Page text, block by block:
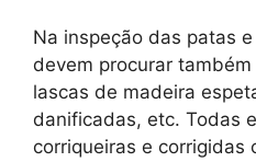
Na inspeção das patas
devem procurar
lascas de madeira
danificadas, etc. Todas
corriqueiras e corrigidas